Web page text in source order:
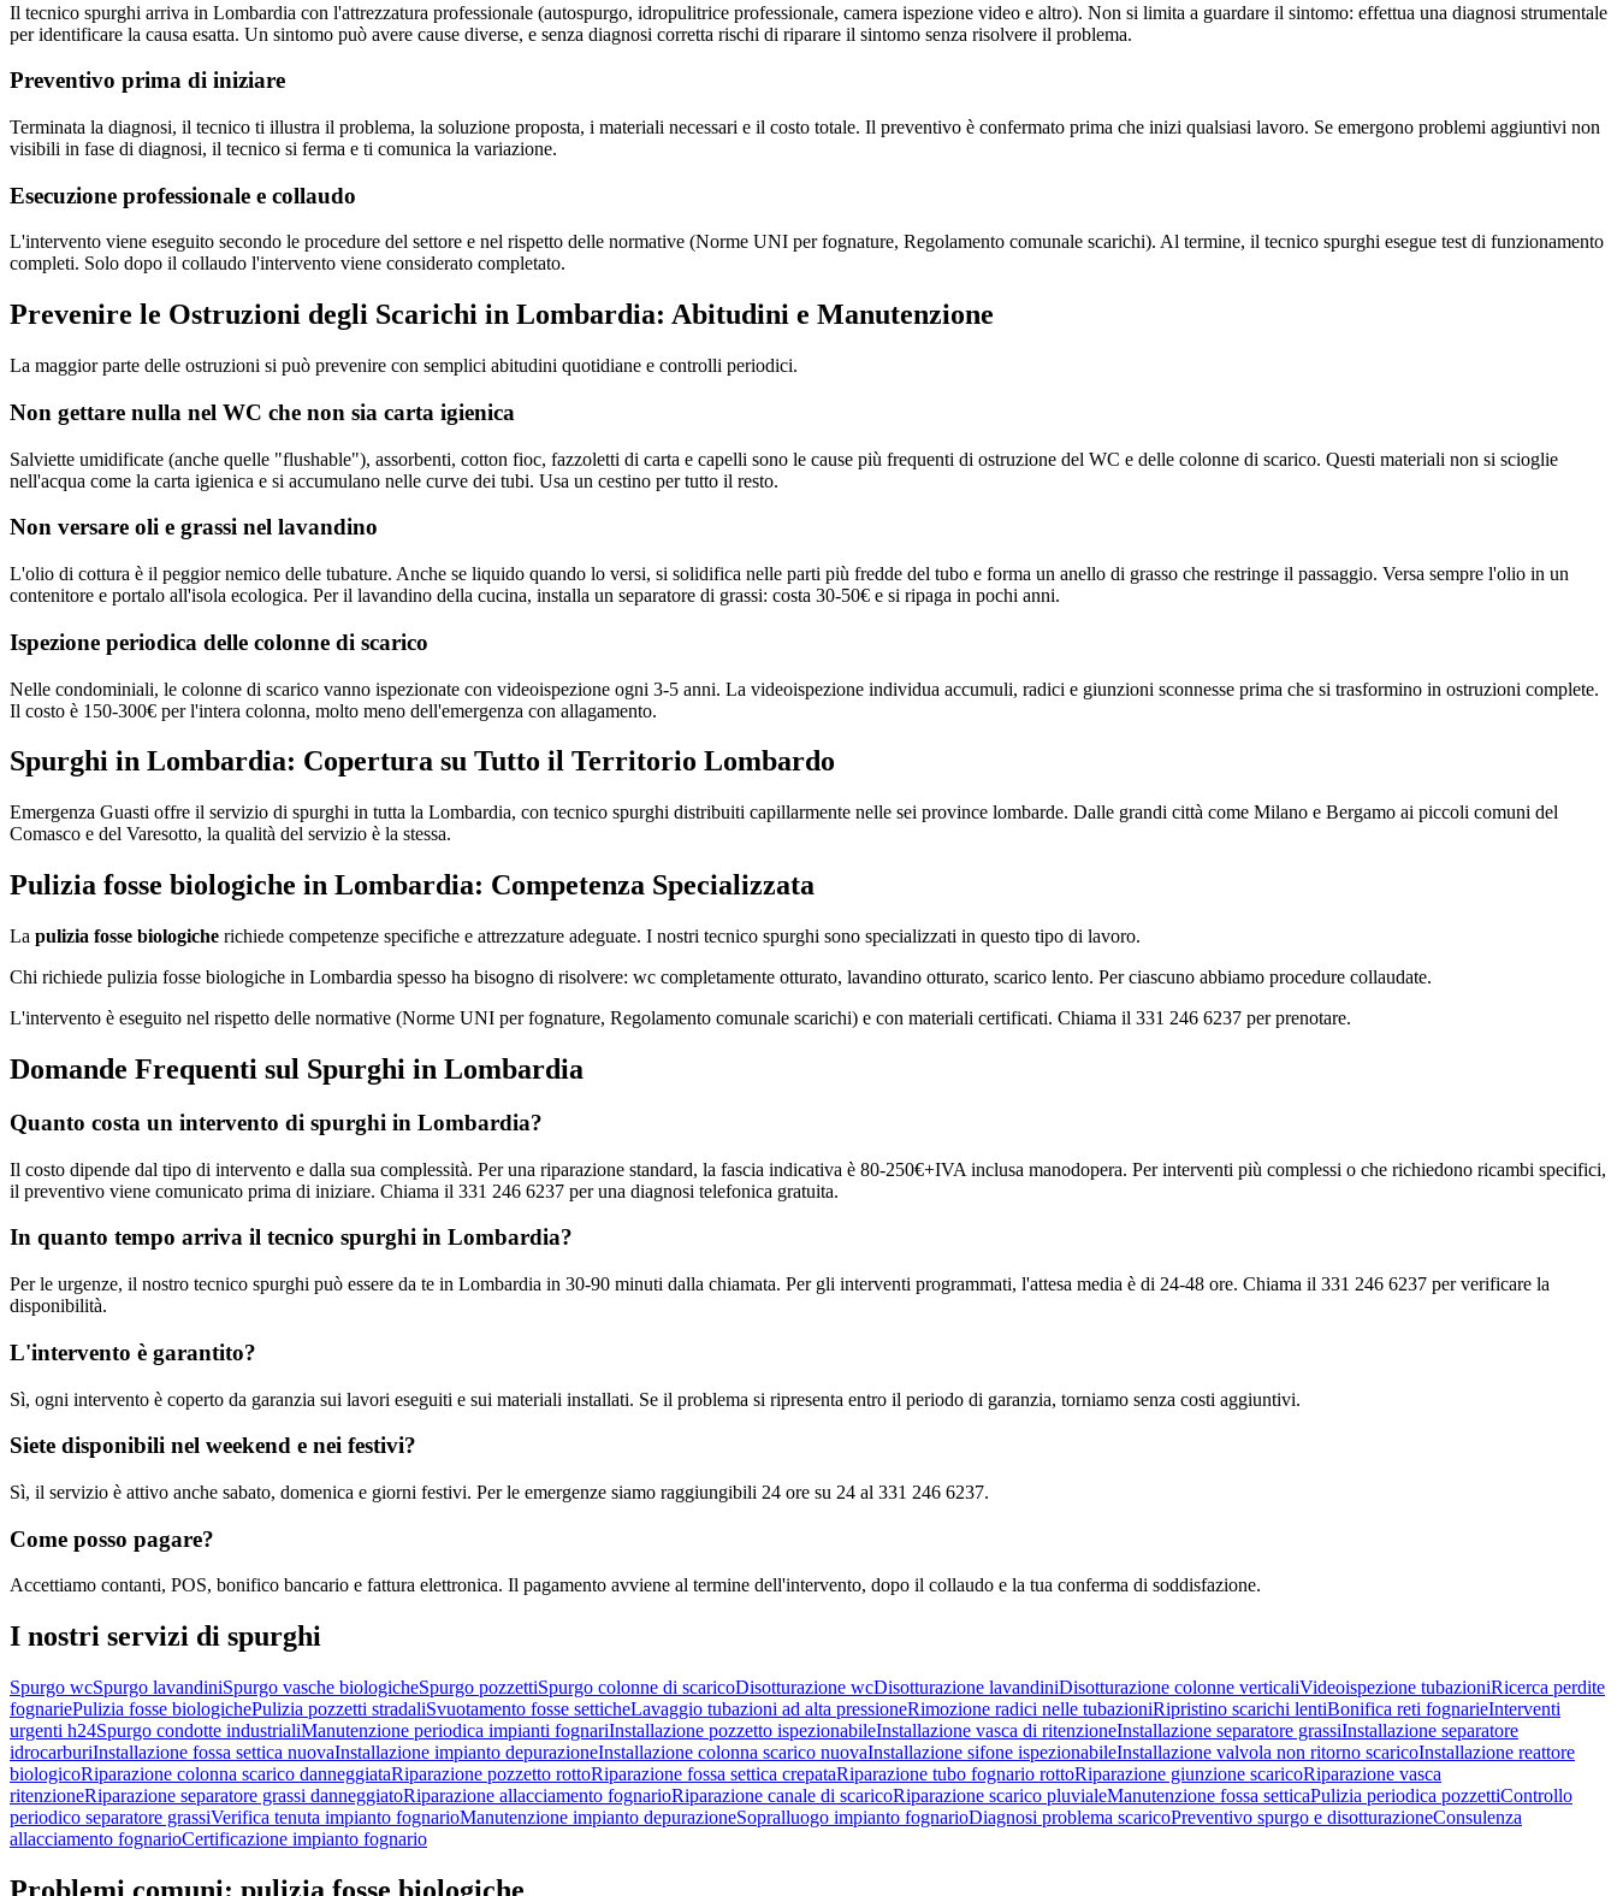
Il tecnico spurghi arriva in Lombardia con l'attrezzatura professionale (autospurgo, idropulitrice professionale, camera ispezione video e altro). Non si limita a guardare il sintomo: effettua una diagnosi strumentale
per identificare la causa esatta. Un sintomo può avere cause diverse, e senza diagnosi corretta rischi di riparare il sintomo senza risolvere il problema.
Preventivo prima di iniziare
Terminata la diagnosi, il tecnico ti illustra il problema, la soluzione proposta, i materiali necessari e il costo totale. Il preventivo è confermato prima che inizi qualsiasi lavoro. Se emergono problemi aggiuntivi non
visibili in fase di diagnosi, il tecnico si ferma e ti comunica la variazione.
Esecuzione professionale e collaudo
L'intervento viene eseguito secondo le procedure del settore e nel rispetto delle normative (Norme UNI per fognature, Regolamento comunale scarichi). Al termine, il tecnico spurghi esegue test di funzionamento
completi. Solo dopo il collaudo l'intervento viene considerato completato.
Prevenire le Ostruzioni degli Scarichi in Lombardia: Abitudini e Manutenzione
La maggior parte delle ostruzioni si può prevenire con semplici abitudini quotidiane e controlli periodici.
Non gettare nulla nel WC che non sia carta igienica
Salviette umidificate (anche quelle "flushable"), assorbenti, cotton fioc, fazzoletti di carta e capelli sono le cause più frequenti di ostruzione del WC e delle colonne di scarico. Questi materiali non si scioglie
nell'acqua come la carta igienica e si accumulano nelle curve dei tubi. Usa un cestino per tutto il resto.
Non versare oli e grassi nel lavandino
L'olio di cottura è il peggior nemico delle tubature. Anche se liquido quando lo versi, si solidifica nelle parti più fredde del tubo e forma un anello di grasso che restringe il passaggio. Versa sempre l'olio in un
contenitore e portalo all'isola ecologica. Per il lavandino della cucina, installa un separatore di grassi: costa 30-50€ e si ripaga in pochi anni.
Ispezione periodica delle colonne di scarico
Nelle condominiali, le colonne di scarico vanno ispezionate con videoispezione ogni 3-5 anni. La videoispezione individua accumuli, radici e giunzioni sconnesse prima che si trasformino in ostruzioni complete.
Il costo è 150-300€ per l'intera colonna, molto meno dell'emergenza con allagamento.
Spurghi in Lombardia: Copertura su Tutto il Territorio Lombardo
Emergenza Guasti offre il servizio di spurghi in tutta la Lombardia, con tecnico spurghi distribuiti capillarmente nelle sei province lombarde. Dalle grandi città come Milano e Bergamo ai piccoli comuni del
Comasco e del Varesotto, la qualità del servizio è la stessa.
Pulizia fosse biologiche in Lombardia: Competenza Specializzata
La pulizia fosse biologiche richiede competenze specifiche e attrezzature adeguate. I nostri tecnico spurghi sono specializzati in questo tipo di lavoro.
Chi richiede pulizia fosse biologiche in Lombardia spesso ha bisogno di risolvere: wc completamente otturato, lavandino otturato, scarico lento. Per ciascuno abbiamo procedure collaudate.
L'intervento è eseguito nel rispetto delle normative (Norme UNI per fognature, Regolamento comunale scarichi) e con materiali certificati. Chiama il 331 246 6237 per prenotare.
Domande Frequenti sul Spurghi in Lombardia
Quanto costa un intervento di spurghi in Lombardia?
Il costo dipende dal tipo di intervento e dalla sua complessità. Per una riparazione standard, la fascia indicativa è 80-250€+IVA inclusa manodopera. Per interventi più complessi o che richiedono ricambi specifici,
il preventivo viene comunicato prima di iniziare. Chiama il 331 246 6237 per una diagnosi telefonica gratuita.
In quanto tempo arriva il tecnico spurghi in Lombardia?
Per le urgenze, il nostro tecnico spurghi può essere da te in Lombardia in 30-90 minuti dalla chiamata. Per gli interventi programmati, l'attesa media è di 24-48 ore. Chiama il 331 246 6237 per verificare la
disponibilità.
L'intervento è garantito?
Sì, ogni intervento è coperto da garanzia sui lavori eseguiti e sui materiali installati. Se il problema si ripresenta entro il periodo di garanzia, torniamo senza costi aggiuntivi.
Siete disponibili nel weekend e nei festivi?
Sì, il servizio è attivo anche sabato, domenica e giorni festivi. Per le emergenze siamo raggiungibili 24 ore su 24 al 331 246 6237.
Come posso pagare?
Accettiamo contanti, POS, bonifico bancario e fattura elettronica. Il pagamento avviene al termine dell'intervento, dopo il collaudo e la tua conferma di soddisfazione.
I nostri servizi di spurghi
Spurgo wcSpurgo lavandiniSpurgo vasche biologicheSpurgo pozzettiSpurgo colonne di scaricoDisotturazione wcDisotturazione lavandiniDisotturazione colonne verticaliVideoispezione tubazioniRicerca perdite
fognariePulizia fosse biologichePulizia pozzetti stradaliSvuotamento fosse setticheLavaggio tubazioni ad alta pressioneRimozione radici nelle tubazioniRipristino scarichi lentiBonifica reti fognarieInterventi
urgenti h24Spurgo condotte industrialiManutenzione periodica impianti fognariInstallazione pozzetto ispezionabileInstallazione vasca di ritenzioneInstallazione separatore grassiInstallazione separatore
idrocarburiInstallazione fossa settica nuovaInstallazione impianto depurazioneInstallazione colonna scarico nuovaInstallazione sifone ispezionabileInstallazione valvola non ritorno scaricoInstallazione reattore
biologicoRiparazione colonna scarico danneggiataRiparazione pozzetto rottoRiparazione fossa settica crepataRiparazione tubo fognario rottoRiparazione giunzione scaricoRiparazione vasca
ritenzioneRiparazione separatore grassi danneggiatoRiparazione allacciamento fognarioRiparazione canale di scaricoRiparazione scarico pluvialeManutenzione fossa setticaPulizia periodica pozzettiControllo
periodico separatore grassiVerifica tenuta impianto fognarioManutenzione impianto depurazioneSopralluogo impianto fognarioDiagnosi problema scaricoPreventivo spurgo e disotturazioneConsulenza
allacciamento fognarioCertificazione impianto fognario